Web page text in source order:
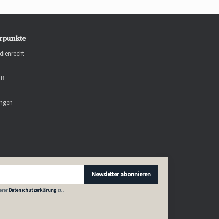
Newsletter abonnieren
Datenschutzerklärung zu.